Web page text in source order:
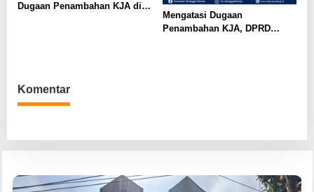
Dugaan Penambahan KJA di
Mengatasi Dugaan
Penambahan KJA, DPRD
Komentar